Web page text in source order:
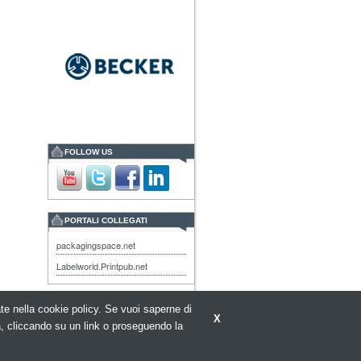
FOLLOW US
PORTALI COLLEGATI
packagingspace.net
Labelworld.Printpub.net
X
nella cookie policy. Se vuoi saperne di
cliccando su un link o proseguendo la